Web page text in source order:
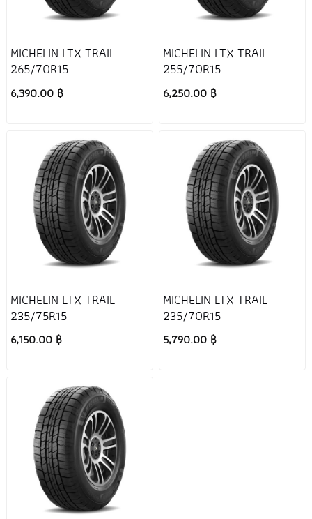
MICHELIN LTX TRAIL
265/70R15
6,390.00 ฿
MICHELIN LTX TRAIL
255/70R15
6,250.00 ฿
MICHELIN LTX TRAIL
235/75R15
6,150.00 ฿
MICHELIN LTX TRAIL
235/70R15
5,790.00 ฿